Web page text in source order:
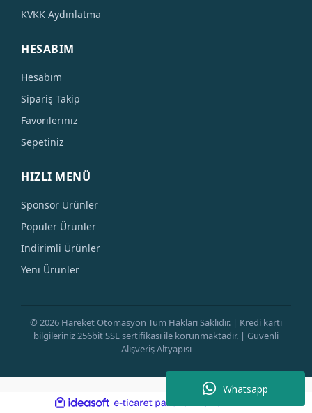
Whatsapp
KVKK Aydınlatma
HESABIM
Hesabım
Sipariş Takip
Favorileriniz
Sepetiniz
HIZLI MENÜ
Sponsor Ürünler
Popüler Ürünler
İndirimli Ürünler
Yeni Ürünler
© 2026 Hareket Otomasyon Tüm Hakları Saklıdır. | Kredi kartı
bilgileriniz 256bit SSL sertifikası ile korunmaktadır. | Güvenli
Alışveriş Altyapısı
ideasoft